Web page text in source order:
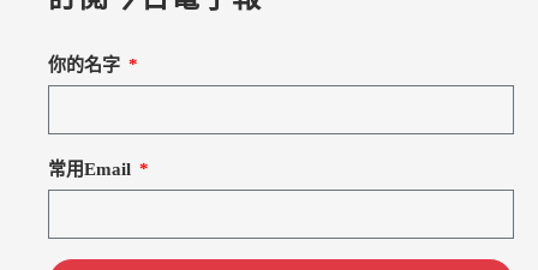
你的名字
常用Email